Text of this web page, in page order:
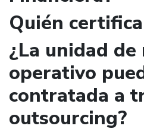
Quién
¿La unidad de
operativo
contratada a
outsourcing?